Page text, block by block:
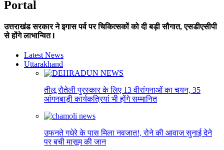
Portal
उत्तराखंड सरकार ने इगास पर्व पर चिकित्सकों को दी बड़ी सौगात, एसडीएसीपी
से होंगे लाभान्वित l
Latest News
Uttarakhand
तीलू रौतेली पुरस्कार के लिए 13 वीरांगनाओं का चयन, 35
आंगनबाड़ी कार्यकत्रियां भी होंगे सम्मानित
उफनते गधेरे के पास मिला नवजात!, रोने की आवाज सुनाई देने
पर बची मासूम की जान